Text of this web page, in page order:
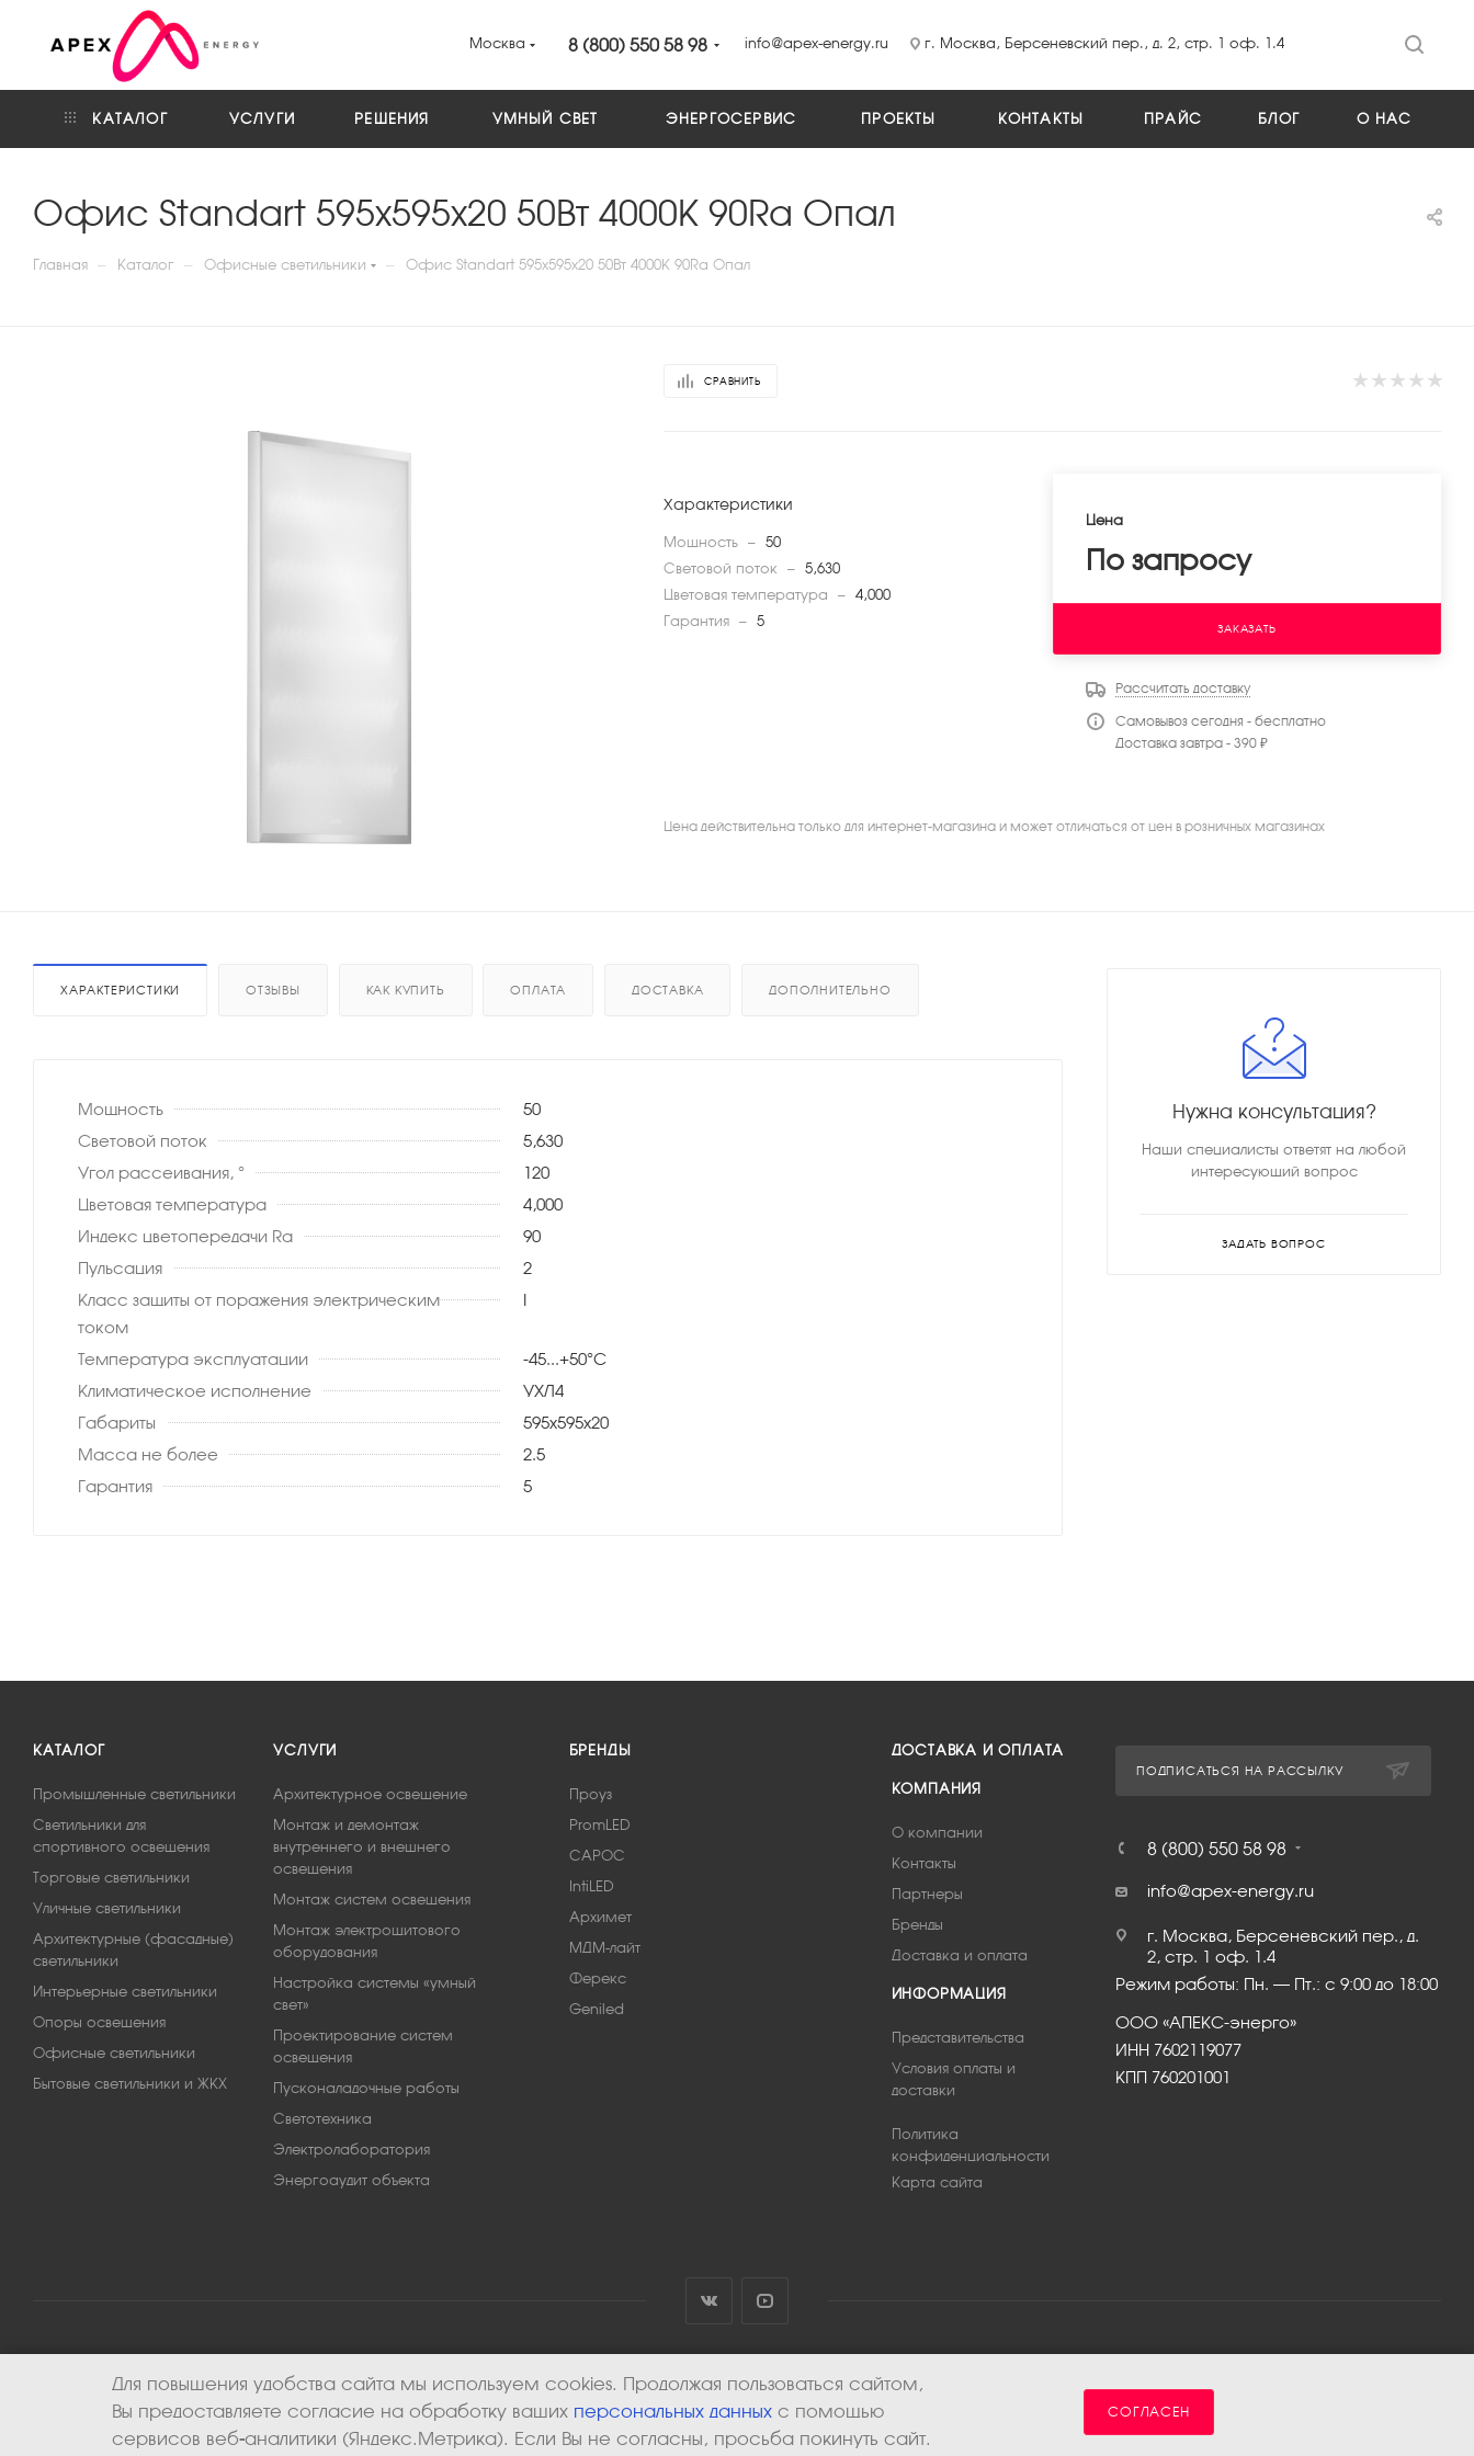
Москва 8 (800) 550 58 98 info@apex-energy.ru г. Москва, Берсеневский пер., д. 2, стр. 1 оф. 1.4
КАТАЛОГ УСЛУГИ РЕШЕНИЯ УМНЫЙ СВЕТ ЭНЕРГОСЕРВИС ПРОЕКТЫ КОНТАКТЫ ПРАЙС БЛОГ О НАС
Офис Standart 595x595x20 50Вт 4000К 90Ra Опал
Главная — Каталог — Офисные светильники — Офис Standart 595x595x20 50Вт 4000К 90Ra Опал
СРАВНИТЬ
Характеристики
Мощность —
50
Световой поток
—
5,630
Цветовая температура
—
4,000
Гарантия
— 5
Цена
По запросу
ЗАКАЗАТЬ
Рассчитать доставку
Самовывоз сегодня - бесплатно
Доставка завтра - 390 ₽
Цена действительна только для интернет-магазина и может отличаться от цен в розничных магазинах
ХАРАКТЕРИСТИКИ ОТЗЫВЫ КАК КУПИТЬ ОПЛАТА ДОСТАВКА ДОПОЛНИТЕЛЬНО
Мощность
50
Световой поток
5,630
Угол рассеивания, °
120
Цветовая температура
4,000
Индекс цветопередачи Ra
90
Пульсация
2
Класс защиты от поражения электрическим
током
I
Температура эксплуатации
-45...+50°С
Климатическое исполнение
УХЛ4
Габариты
595x595x20
Масса не более
2.5
Гарантия
5
Нужна консультация?
Наши специалисты ответят на любой
интересующий вопрос
ЗАДАТЬ ВОПРОС
КАТАЛОГ
Промышленные светильники
Светильники для
спортивного освещения
Торговые светильники
Уличные светильники
Архитектурные (фасадные)
светильники
Интерьерные светильники
Опоры освещения
Офисные светильники
Бытовые светильники и ЖКХ
УСЛУГИ
Архитектурное освещение
Монтаж и демонтаж
внутреннего и внешнего
освещения
Монтаж систем освещения
Монтаж электрощитового
оборудования
Настройка системы «умный
свет»
Проектирование систем
освещения
Пусконаладочные работы
Светотехника
Электролаборатория
Энергоаудит объекта
БРЕНДЫ
Проуз
PromLED
САРОС
IntiLED
Архимет
МДМ-лайт
Ферекс
Geniled
ДОСТАВКА И ОПЛАТА
КОМПАНИЯ
О компании
Контакты
Партнеры
Бренды
Доставка и оплата
ИНФОРМАЦИЯ
Представительства
Условия оплаты и
доставки
Политика
конфиденциальности
Карта сайта
ПОДПИСАТЬСЯ НА РАССЫЛКУ
8 (800) 550 58 98
info@apex-energy.ru
г. Москва, Берсеневский пер., д.
2, стр. 1 оф. 1.4
Режим работы: Пн. – Пт.: с 9:00 до 18:00
ООО «АПЕКС-энерго»
ИНН 7602119077
КПП 760201001
2026 © ООО «Апекс-энерго». Все права защищены.
Для повышения удобства сайта мы используем cookies. Продолжая пользоваться сайтом,
Вы предоставляете согласие на обработку ваших персональных данных с помощью
сервисов веб-аналитики (Яндекс.Метрика). Если Вы не согласны, просьба покинуть сайт.
СОГЛАСЕН